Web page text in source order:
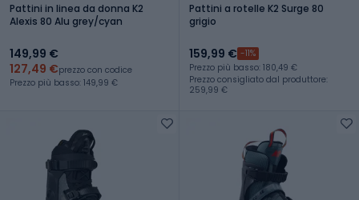
Pattini in linea da donna K2
Alexis 80 Alu grey/cyan
149,99 €
127,49 €prezzo con codice
Prezzo più basso: 149,99 €
Pattini a rotelle K2 Surge 80
grigio
159,99 € -11%
Prezzo più basso: 180,49 €
Prezzo consigliato dal produttore:
259,99 €